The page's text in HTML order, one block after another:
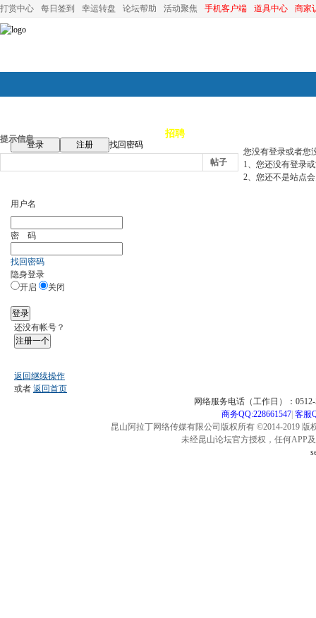
打赏中心 每日签到 幸运转盘 论坛帮助 活动聚焦 手机客户端 道具中心 商家
论坛首页 招聘
登录 注册
找回密码
帖子
提示信息
您没有登录或者您
1、您还没有登录
2、您还不是站点
用户名
密 码
找回密码
隐身登录
开启
关闭
登录
还没有帐号？
注册一个
返回继续操作
或者 返回首页
网络服务电话（工作日）：
商务QQ:228661547| 客服
昆山阿拉丁网络传媒有限公司版权所有 ©2014-2019
未经昆山论坛官方授权，任何APP